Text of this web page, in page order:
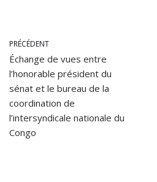
PRÉCÉDENT
Échange de vues entre
l’honorable président du
sénat et le bureau de la
coordination de
l’intersyndicale nationale du
Congo